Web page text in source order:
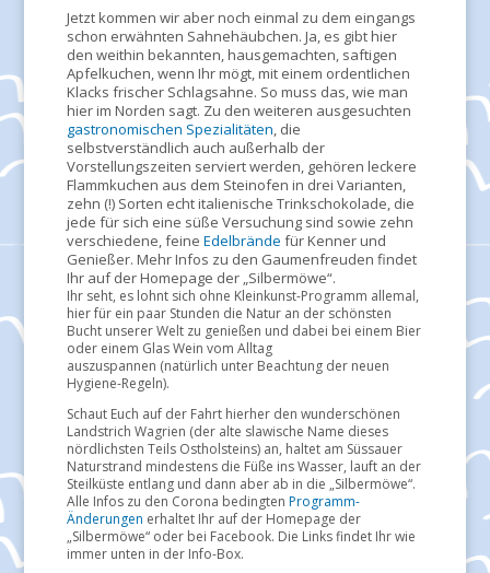
Jetzt kommen wir aber noch einmal zu dem eingangs
schon erwähnten Sahnehäubchen. Ja, es gibt hier
den weithin bekannten, hausgemachten, saftigen
Apfelkuchen, wenn Ihr mögt, mit einem ordentlichen
Klacks frischer Schlagsahne. So muss das, wie man
hier im Norden sagt. Zu den weiteren ausgesuchten
gastronomischen Spezialitäten, die
selbstverständlich auch außerhalb der
Vorstellungszeiten serviert werden, gehören leckere
Flammkuchen aus dem Steinofen in drei Varianten,
zehn (!) Sorten echt italienische Trinkschokolade, die
jede für sich eine süße Versuchung sind sowie zehn
verschiedene, feine Edelbrände für Kenner und
Genießer. Mehr Infos zu den Gaumenfreuden findet
Ihr auf der Homepage der „Silbermöwe“.
Ihr seht, es lohnt sich ohne Kleinkunst-Programm allemal,
hier für ein paar Stunden die Natur an der schönsten
Bucht unserer Welt zu genießen und dabei bei einem Bier
oder einem Glas Wein vom Alltag
auszuspannen (natürlich unter Beachtung der neuen
Hygiene-Regeln).
Schaut Euch auf der Fahrt hierher den wunderschönen
Landstrich Wagrien (der alte slawische Name dieses
nördlichsten Teils Ostholsteins) an, haltet am Süssauer
Naturstrand mindestens die Füße ins Wasser, lauft an der
Steilküste entlang und dann aber ab in die „Silbermöwe“.
Alle Infos zu den Corona bedingten Programm-
Änderungen erhaltet Ihr auf der Homepage der
„Silbermöwe“ oder bei Facebook. Die Links findet Ihr wie
immer unten in der Info-Box.